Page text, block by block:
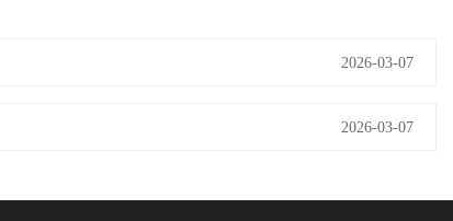
2026-03-07
2026-03-07